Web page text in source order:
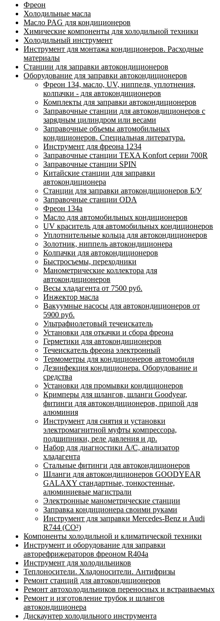
Фреон
Холодильные масла
Масло PAG для кондиционеров
Химические компоненты для холодильной техники
Холодильный инструмент
Инструмент для монтажа кондиционеров. Расходные
материалы
Станции для заправки автокондиционеров
Оборудование для заправки автокондиционеров
Фреон 134, масло, UV, ниппеля, уплотнения,
колпачки - для автокондиционеров
Комплекты для заправки автокондиционеров
Заправочные станции для автокондиционеров с
зарядным цилиндром или весами
Заправочные объемы автомобильных
кондиционеров. Специальная литература.
Инструмент для фреона 1234
Заправочные станции TEXA Konfort серии 700R
Заправочные станции SPIN
Китайские станции для заправки
автокондиционера
Станции для заправки автокондиционеров Б/У
Заправочные станции ODA
Фреон 134a
Масло для автомобильных кондиционеров
UV краситель для автомобильных кондиционеров
Уплотнительные кольца для автокондиционеров
Золотник, ниппель автокондиционера
Колпачки для автокондиционеров
Быстросъемы, переходники
Манометрические коллектора для
автокондиционеров
Весы хладагента от 7500 руб.
Инжектор масла
Вакуумные насосы для автокондиционеров от
5900 руб.
Ультрафиолетовый течеискатель
Установки для откачки и сбора фреона
Герметики для автокондиционеров
Течеискатель фреона электронный
Термометры для кондиционеров автомобиля
Дезинфекция кондиционера. Оборудование и
средства
Установки для промывки кондиционеров
Кримперы для шлангов, шланги Goodyear,
фитинги для автокондиционеров, припой для
алюминия
Инструмент для снятия и установки
электромагнитной муфты компрессора,
подшипники, реле давления и др.
Набор для диагностики A/C, анализатор
хладагента
Стальные фитинги для автокондиционеров
Шланги для автокондиционеров GOODYEAR
GALAXY стандартные, тонкостенные,
алюминиевые магистрали
Электронные манометрические станции
Заправка кондиционера своими руками
Инструмент для заправки Mercedes-Benz и Audi
R744 (CO²)
Компоненты холодильной и климатической техники
Инструмент и оборудование для заправки
авторефрижераторов фреоном R404a
Инструмент для холодильников
Теплоносители. Хладоносители. Антифризы
Ремонт станций для автокондиционеров
Ремонт автохолодильников переносных и встраиваемых
Ремонт и изготовление трубок и шлангов
автокондиционера
Дискаунтер холодильного инструмента